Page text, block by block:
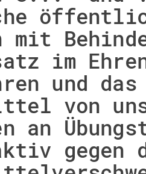
mit
im
und
von
an
gegen